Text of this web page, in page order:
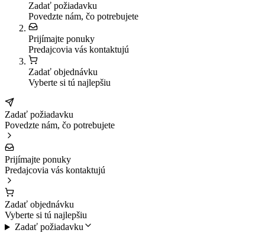
Zadať požiadavku
Povedzte nám, čo potrebujete
Prijímajte ponuky
Predajcovia vás kontaktujú
Zadať objednávku
Vyberte si tú najlepšiu
Zadať požiadavku
Povedzte nám, čo potrebujete
Prijímajte ponuky
Predajcovia vás kontaktujú
Zadať objednávku
Vyberte si tú najlepšiu
Zadať požiadavku